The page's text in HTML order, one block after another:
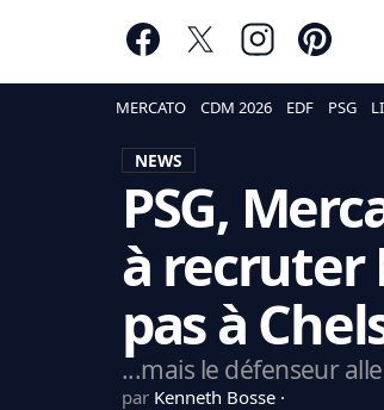
MERCATO CDM 2026 EDF PSG
NEWS
PSG,
à recruter
pas à
...mais le défenseur
par Kenneth Bosse